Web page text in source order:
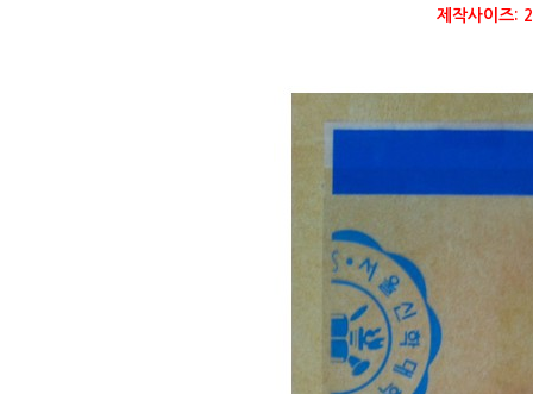
제작사이즈: